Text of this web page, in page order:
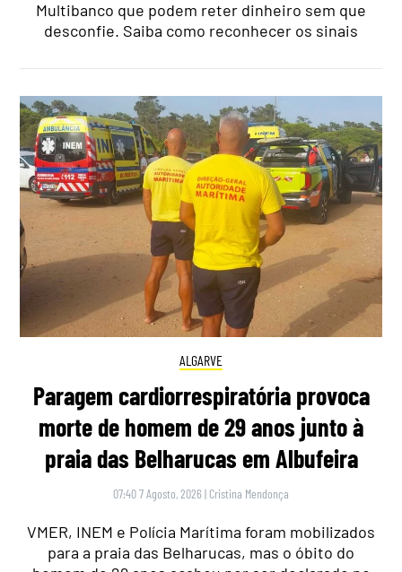
Multibanco que podem reter dinheiro sem que
desconfie. Saiba como reconhecer os sinais
ALGARVE
Paragem cardiorrespiratória provoca
morte de homem de 29 anos junto à
praia das Belharucas em Albufeira
07:40 7 Agosto, 2026 | Cristina Mendonça
VMER, INEM e Polícia Marítima foram mobilizados
para a praia das Belharucas, mas o óbito do